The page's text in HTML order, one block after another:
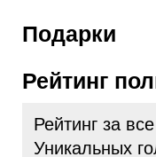
Подарки
Рейтинг
Рейтинг за
Уникальных